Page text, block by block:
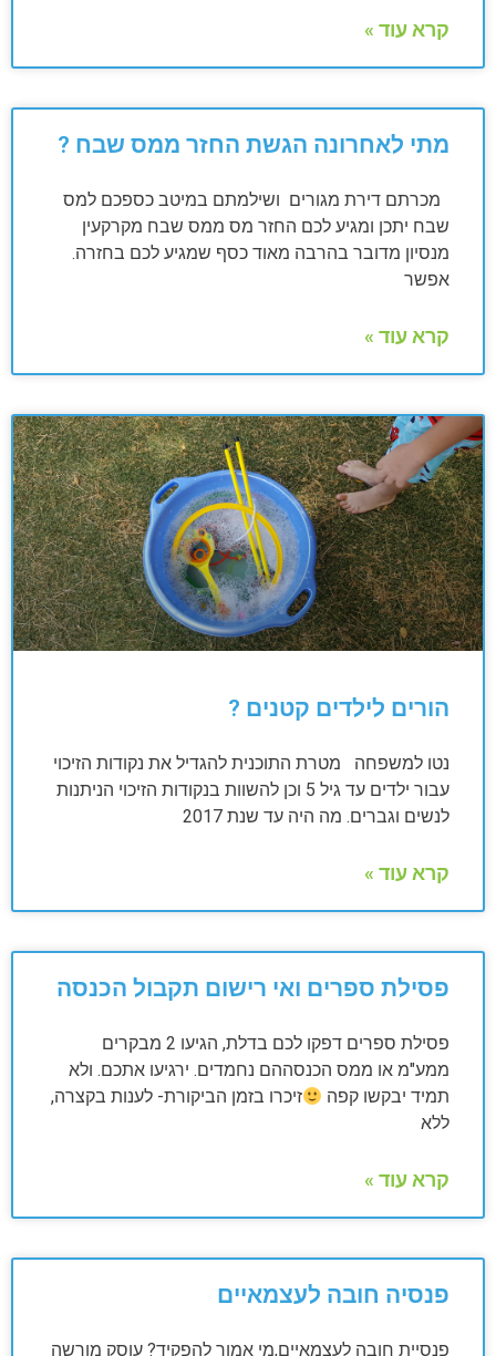
קרא עוד »
מתי לאחרונה הגשת החזר ממס שבח ?
מכרתם דירת מגורים ושילמתם במיטב כספכם למס
שבח יתכן ומגיע לכם החזר מס ממס שבח מקרקעין
מנסיון מדובר בהרבה מאוד כסף שמגיע לכם בחזרה.
אפשר
קרא עוד »
הורים לילדים קטנים ?
נטו למשפחה מטרת התוכנית להגדיל את נקודות הזיכוי
עבור ילדים עד גיל 5 וכן להשוות בנקודות הזיכוי הניתנות
לנשים וגברים. מה היה עד שנת 2017
קרא עוד »
פסילת ספרים ואי רישום תקבול הכנסה
פסילת ספרים דפקו לכם בדלת, הגיעו 2 מבקרים
ממע"מ או ממס הכנסההם נחמדים. ירגיעו אתכם. ולא
תמיד יבקשו קפה
זיכרו בזמן הביקורת- לענות בקצרה,
ללא
קרא עוד »
פנסיה חובה לעצמאיים
פנסיית חובה לעצמאיים,מי אמור להפקיד? עוסק מורשה